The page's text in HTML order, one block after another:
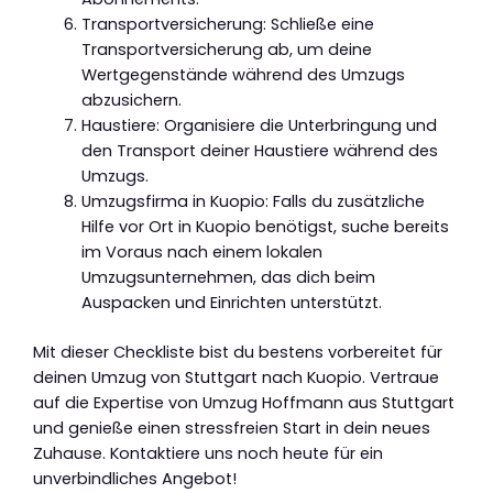
Transportversicherung: Schließe eine
Transportversicherung ab, um deine
Wertgegenstände während des Umzugs
abzusichern.
Haustiere: Organisiere die Unterbringung und
den Transport deiner Haustiere während des
Umzugs.
Umzugsfirma in Kuopio: Falls du zusätzliche
Hilfe vor Ort in Kuopio benötigst, suche bereits
im Voraus nach einem lokalen
Umzugsunternehmen, das dich beim
Auspacken und Einrichten unterstützt.
Mit dieser Checkliste bist du bestens vorbereitet für
deinen Umzug von Stuttgart nach Kuopio. Vertraue
auf die Expertise von Umzug Hoffmann aus Stuttgart
und genieße einen stressfreien Start in dein neues
Zuhause. Kontaktiere uns noch heute für ein
unverbindliches Angebot!